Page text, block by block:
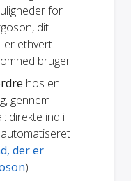
for
dit
ethvert
bruger
hos en
gennem
direkte ind i
der er
)